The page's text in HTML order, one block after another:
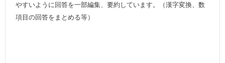
やすいように回答を一部編集、要約しています。（漢字変換、数
項目の回答をまとめる等）